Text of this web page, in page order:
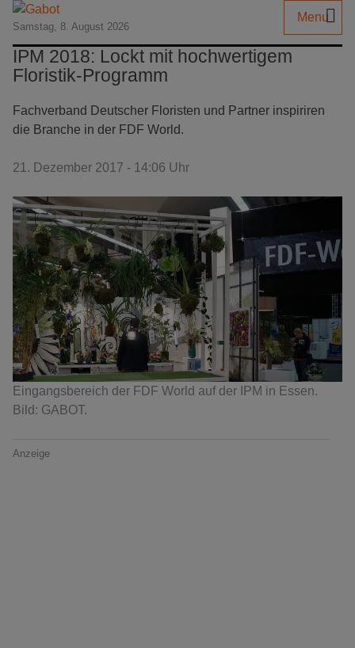
Samstag, 8. August 2026
Menu
IPM 2018: Lockt mit hochwertigem
Floristik-Programm
Fachverband Deutscher Floristen und Partner inspiriren
die Branche in der FDF World.
21. Dezember 2017 - 14:06 Uhr
Eingangsbereich der FDF World auf der IPM in Essen.
Bild: GABOT.
Anzeige